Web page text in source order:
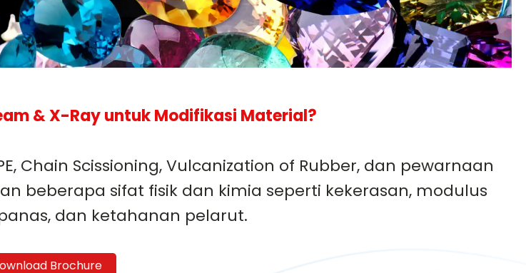
& X-Ray untuk Modifikasi Material?
Chain Scissioning, Vulcanization of Rubber, dan pewarnaan
beberapa sifat fisik dan kimia seperti kekerasan, modulus
dan ketahanan pelarut.
Brochure